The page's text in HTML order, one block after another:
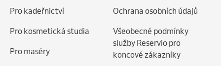
Pro kadeřnictví
Pro kosmetická studia
Pro maséry
Ochrana osobních údajů
Všeobecné podmínky
služby Reservio pro
koncové zákazníky